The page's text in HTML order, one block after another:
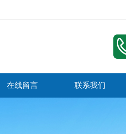
在线留言 联系我们